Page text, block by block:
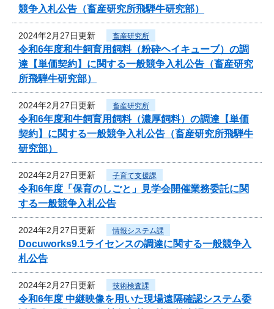
競争入札公告（畜産研究所飛騨牛研究部）
2024年2月27日更新 畜産研究所
令和6年度和牛飼育用飼料（粉砕ヘイキューブ）の調
達【単価契約】に関する一般競争入札公告（畜産研究
所飛騨牛研究部）
2024年2月27日更新 畜産研究所
令和6年度和牛飼育用飼料（濃厚飼料）の調達【単価
契約】に関する一般競争入札公告（畜産研究所飛騨牛
研究部）
2024年2月27日更新 子育て支援課
令和6年度「保育のしごと」見学会開催業務委託に関
する一般競争入札公告
2024年2月27日更新 情報システム課
Docuworks9.1ライセンスの調達に関する一般競争入
札公告
2024年2月27日更新 技術検査課
令和6年度 中継映像を用いた現場遠隔確認システム委